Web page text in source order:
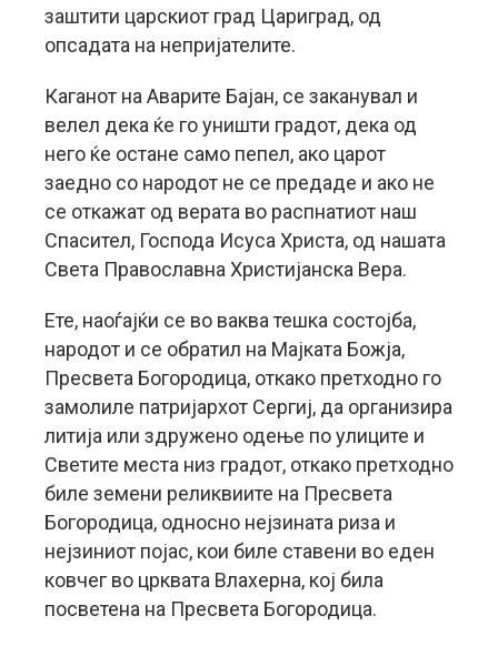
заштити царскиот град Цариград, од
опсадата на непријателите.
Каганот на Аварите Бајан, се заканувал и
велел дека ќе го уништи градот, дека од
него ќе остане само пепел, ако царот
заедно со народот не се предаде и ако не
се откажат од верата во распнатиот наш
Спасител, Господа Исуса Христа, од нашата
Света Православна Христијанска Вера.
Ете, наоѓајќи се во ваква тешка состојба,
народот и се обратил на Мајката Божја,
Пресвета Богородица, откако претходно го
замолиле патријархот Сергиј, да организира
литија или здружено одење по улиците и
Светите места низ градот, откако претходно
биле земени реликвиите на Пресвета
Богородица, односно нејзината риза и
нејзиниот појас, кои биле ставени во еден
ковчег во црквата Влахерна, кој била
посветена на Пресвета Богородица.